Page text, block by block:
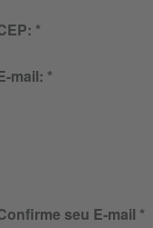
mail:
seu E-mail